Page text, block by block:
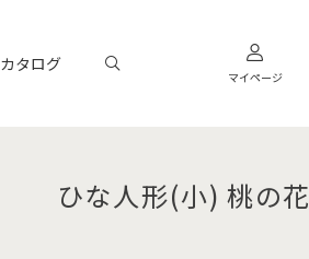
カタログ
マイページ
ひな人形(小) 桃の花